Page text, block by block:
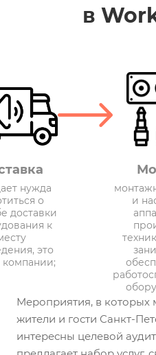
в
нужда
о
доставки
к
это
компании;
и
Мероприятия, в которых
жители и гости Санкт-
интересны целевой